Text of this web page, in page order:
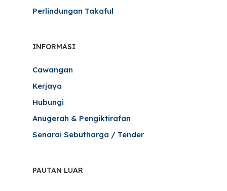
Perlindungan Takaful
INFORMASI
Cawangan
Kerjaya
Hubungi
Anugerah & Pengiktirafan
Senarai Sebutharga / Tender
PAUTAN LUAR